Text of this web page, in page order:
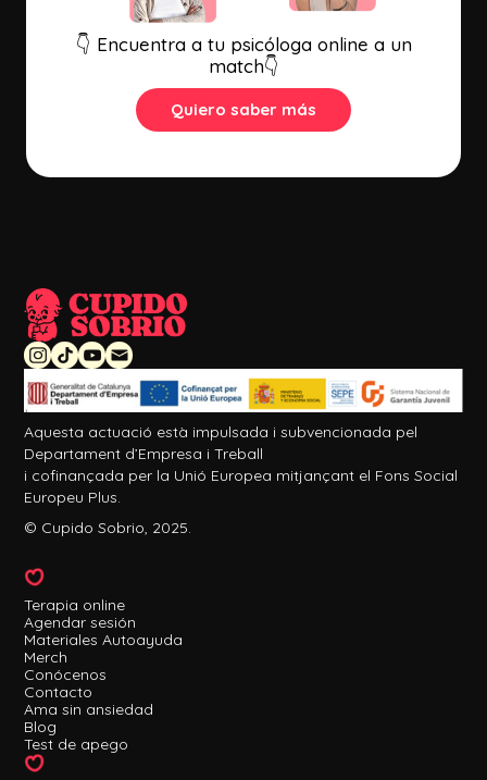
👇 Encuentra a tu psicóloga online a un
match👇
Quiero saber más
Aquesta actuació està impulsada i subvencionada pel
Departament d’Empresa i Treball
i cofinançada per la Unió Europea mitjançant el Fons Social
Europeu Plus.
© Cupido Sobrio, 2025.
Terapia online
Agendar sesión
Materiales Autoayuda
Merch
Conócenos
Contacto
Ama sin ansiedad
Blog
Test de apego